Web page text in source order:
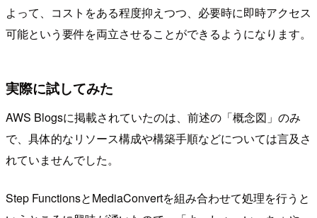
よって、コストをある程度抑えつつ、必要時に即時アクセス
可能という要件を両立させることができるようになります。
実際に試してみた
AWS Blogsに掲載されていたのは、前述の「概念図」のみ
で、具体的なリソース構成や構築手順などについては言及さ
れていませんでした。
Step FunctionsとMediaConvertを組み合わせて処理を行うと